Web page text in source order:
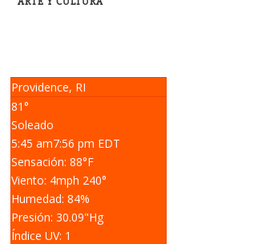
Providence, RI
81°
Soleado
5:45 am7:56 pm EDT
Sensación: 88°F
Viento: 4mph 240°
Humedad: 84%
Presión: 30.09"Hg
Índice UV: 1